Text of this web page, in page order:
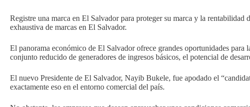
Registre una marca en El Salvador para proteger su marca y la rentabilidad
exhaustiva de marcas en El Salvador.
El panorama económico de El Salvador ofrece grandes oportunidades para
conjunto reducido de generadores de ingresos básicos, el potencial de
El nuevo Presidente de El Salvador, Nayib Bukele, fue apodado el
exactamente eso en el entorno comercial del país.